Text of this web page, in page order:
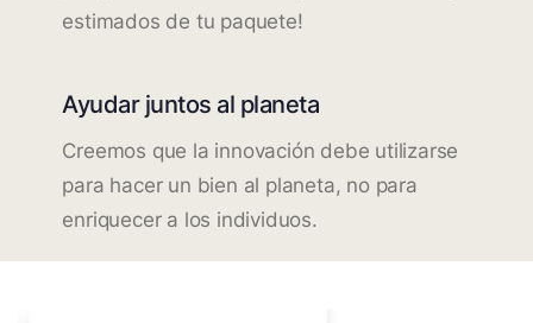
estimados de tu paquete!
Ayudar juntos al planeta
Creemos que la innovación debe utilizarse
para hacer un bien al planeta, no para
enriquecer a los individuos.